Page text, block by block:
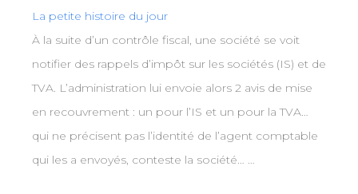
La petite histoire du jour
À la suite d’un contrôle fiscal, une société se voit
notifier des rappels d’impôt sur les sociétés (IS) et de
TVA. L’administration lui envoie alors 2 avis de mise
en recouvrement : un pour l’IS et un pour la TVA…
qui ne précisent pas l’identité de l’agent comptable
qui les a envoyés, conteste la société… …